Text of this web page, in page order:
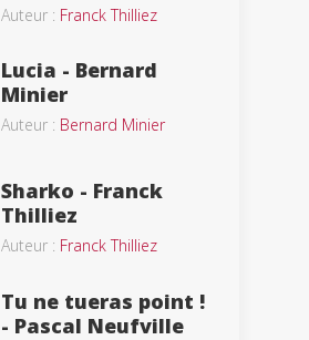
Auteur : Franck Thilliez
Lucia - Bernard
Minier
Auteur : Bernard Minier
Sharko - Franck
Thilliez
Auteur : Franck Thilliez
Tu ne tueras point !
- Pascal Neufville